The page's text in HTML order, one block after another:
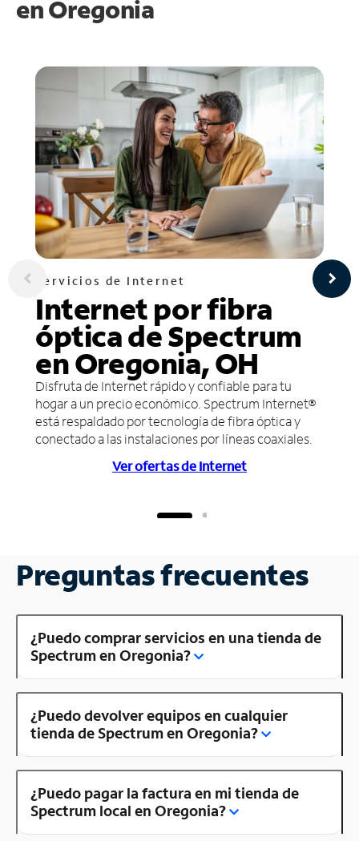
enOregonia
Servicios de Internet
Internet por fibra
óptica de Spectrum
en Oregonia, OH
Disfruta de Internet rápido y confiable para tu
hogar a un precio económico. Spectrum Internet®
está respaldado por tecnología de fibra óptica y
conectado a las instalaciones por líneas coaxiales.
Ver ofertas de Internet
Preguntas frecuentes
¿Puedo comprar servicios en una tienda de
Spectrum en Oregonia?
¿Puedo devolver equipos en cualquier
tienda de Spectrum en Oregonia?
¿Puedo pagar la factura en mi tienda de
Spectrum local en Oregonia?